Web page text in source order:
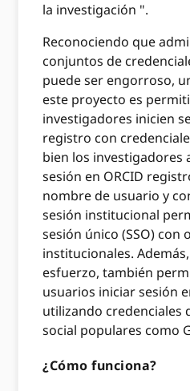
la investigación ".
Reconociendo que
conjuntos de
puede ser engorroso,
este proyecto es
investigadores inicien
registro con
bien los investigadores
sesión en ORCID
nombre de usuario y
sesión institucional
sesión único (SSO) con
institucionales.
esfuerzo, también
usuarios iniciar sesión
utilizando credenciales
social populares como
¿Cómo funciona?